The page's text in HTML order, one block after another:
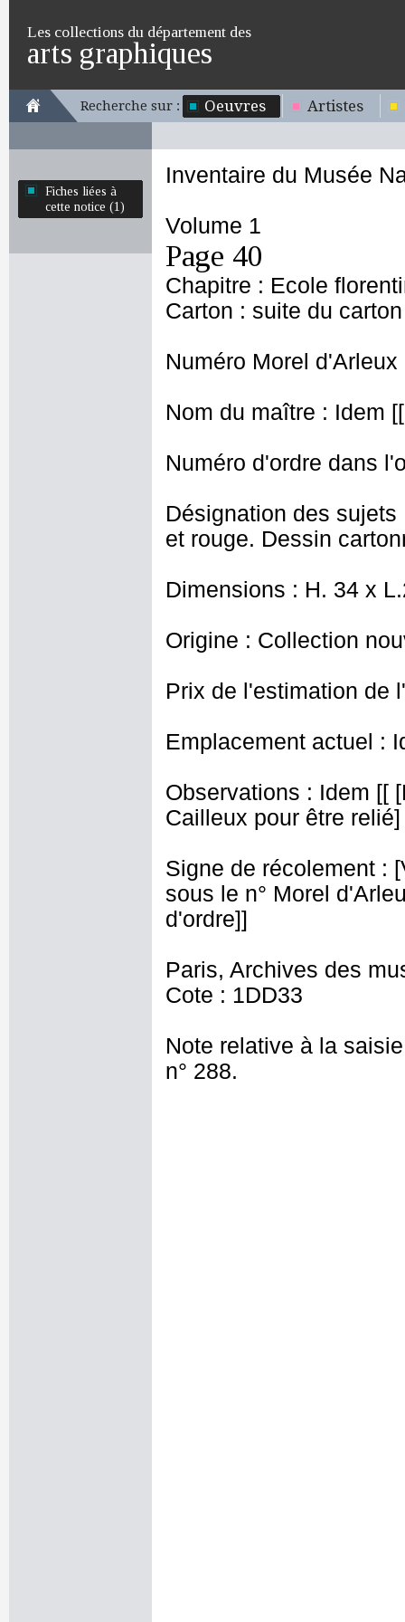
Les collections du département des
arts graphiques
Recherche sur : Oeuvres Artistes
Fiches liées à
cette notice (1)
Inventaire du Musée
Volume 1
Page 40
Chapitre : Ecole
Carton : suite du
Numéro Morel d'Arleux
Nom du maître : Idem
Numéro d'ordre dans
Désignation des
et rouge. Dessin
Dimensions : H. 34 x
Origine : Collection
Prix de l'estimation de
Emplacement actuel :
Observations : Idem [[
Cailleux pour être relié]
Signe de récolement :
sous le n° Morel
d'ordre]]
Paris, Archives des
Cote : 1DD33
Note relative à la
n° 288.